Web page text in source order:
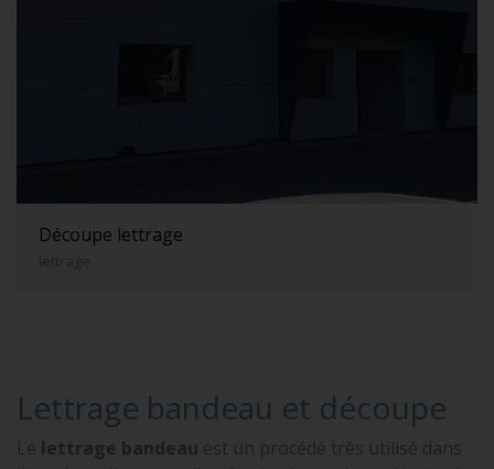
Découpe lettrage
lettrage
Lettrage bandeau et découpe
Le lettrage bandeau est un procédé très utilisé dans